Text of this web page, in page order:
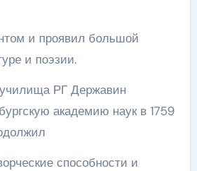
и проявил большой
и поэзии.
РГ Державин
академию наук в 1759
способности и